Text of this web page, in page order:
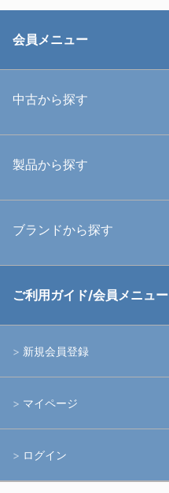
会員メニュー
中古から探す
中古ハウジング
中古アームシステム
製品から探す
ハウジング
ライト
アームシステム
アクションカメラ(GoPro等)
水中用品
ブランドから探す
RGBlue
イノン
ご利用ガイド/会員メニュー
新規会員登録
マイページ
ログイン